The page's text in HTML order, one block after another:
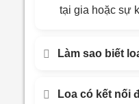
tại gia hoặc sự
Làm sao biết
Loa có kết nối